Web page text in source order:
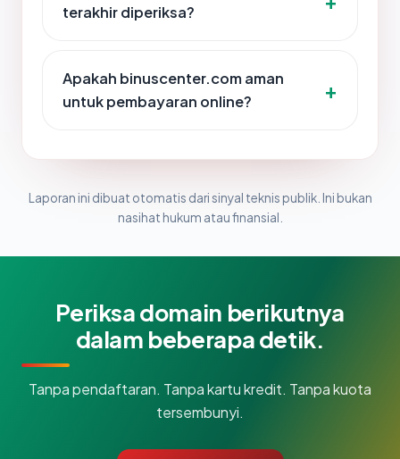
terakhir diperiksa?
Apakah binuscenter.com aman
untuk pembayaran online?
Laporan ini dibuat otomatis dari sinyal teknis publik. Ini bukan
nasihat hukum atau finansial.
Periksa domain berikutnya
dalam beberapa detik.
Tanpa pendaftaran. Tanpa kartu kredit. Tanpa kuota
tersembunyi.